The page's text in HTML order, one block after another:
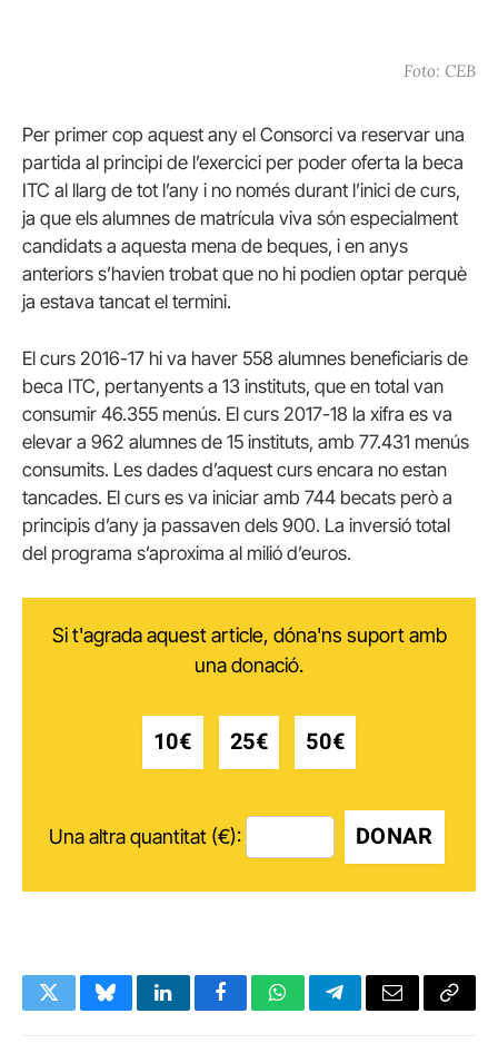
Foto: CEB
Per primer cop aquest any el Consorci va reservar una
partida al principi de l’exercici per poder oferta la beca
ITC al llarg de tot l’any i no només durant l’inici de curs,
ja que els alumnes de matrícula viva són especialment
candidats a aquesta mena de beques, i en anys
anteriors s’havien trobat que no hi podien optar perquè
ja estava tancat el termini.
El curs 2016-17 hi va haver 558 alumnes beneficiaris de
beca ITC, pertanyents a 13 instituts, que en total van
consumir 46.355 menús. El curs 2017-18 la xifra es va
elevar a 962 alumnes de 15 instituts, amb 77.431 menús
consumits. Les dades d’aquest curs encara no estan
tancades. El curs es va iniciar amb 744 becats però a
principis d’any ja passaven dels 900. La inversió total
del programa s’aproxima al milió d’euros.
Si t'agrada aquest article, dóna'ns suport amb
una donació.
10€ 25€ 50€
Una altra quantitat (€): DONAR
TwitterBlueskyLinkedInFacebookWhatsAppTelegramEmail Copy